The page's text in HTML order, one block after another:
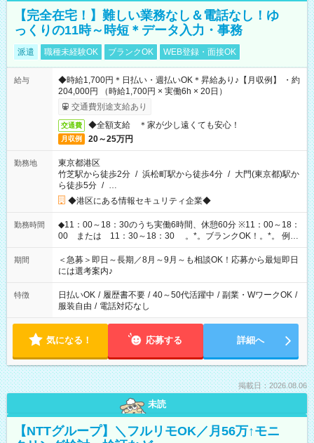
【完全在宅！】難しい業務なし＆電話なし！ゆ
っくりの11時～時短＊データ入力・事務
派遣 職種未経験OK ブランクOK WEB登録・面接OK
給与
◆時給1,700円＊日払い・週払いOK＊昇給あり♪【月収例】 ・約
204,000円 （時給1,700円 × 実働6h × 20日）
交通費別途支給あり
交通費 ◆全額支給 ＊家が少し遠くても安心！
月収例 20～25万円
勤務地
東京都港区
竹芝駅から徒歩2分 / 浜松町駅から徒歩4分 / 大門(東京都)駅か
ら徒歩5分 / …
◆港区にある情報セキュリティ企業◆
勤務時間
◆11：00～18：30のうち実働6時間、休憩60分 ※11：00～18：
00 または 11：30～18：30 。*。ブランクOK！。*。 例え
ば前職が、 在宅/財団法人/事務/コールセンター/受付/販売/カフェ
スタッフ スイーツ販売/ホテルフロント/化粧品販売/など 様々な
業界から入社して活躍されています♪
期間
＜急募＞即日～長期／8月～9月～も相談OK！応募から最短即日
には選考案内♪
特徴 日払いOK / 履歴書不要 / 40～50代活躍中 / 副業・WワークOK /
服装自由 / 電話対応なし
気になる！ 応募する 詳細へ
掲載日：2026.08.06
未読
【NTTグループ】＼フルリモOK／月56万↑モニ